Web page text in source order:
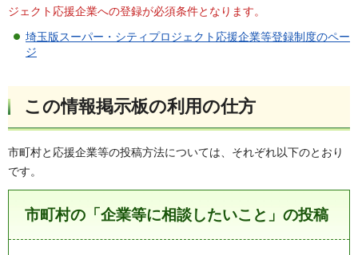
ジェクト応援企業への登録が必須条件となります。
埼玉版スーパー・シティプロジェクト応援企業等登録制度のペー
ジ
この情報掲示板の利用の仕方
市町村と応援企業等の投稿方法については、それぞれ以下のとおり
です。
市町村の「企業等に相談したいこと」の投稿